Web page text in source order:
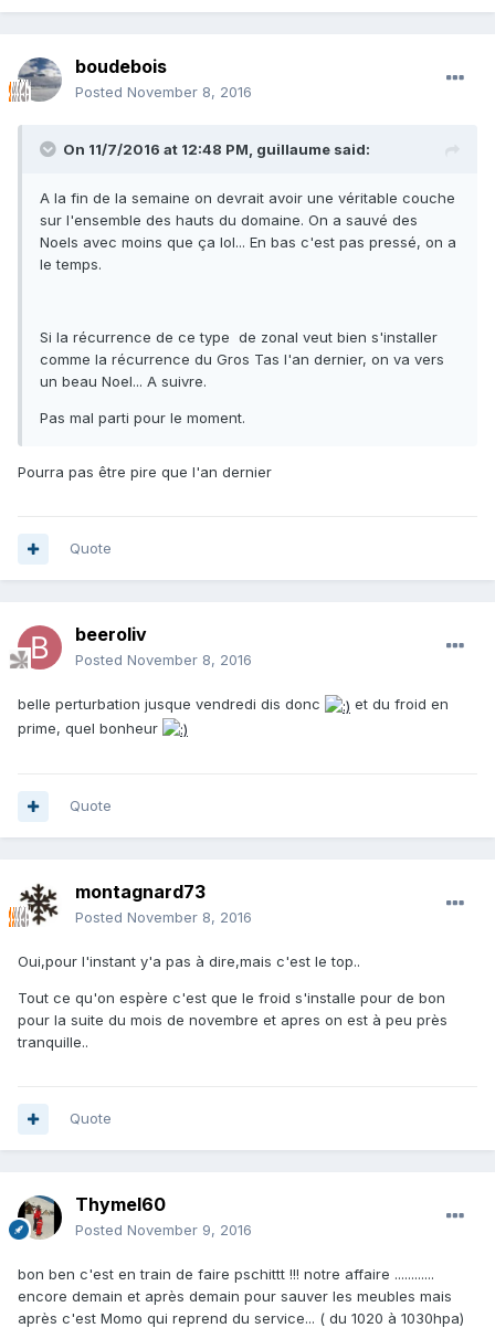
boudebois
Posted November 8, 2016
On 11/7/2016 at 12:48 PM, guillaume said:
A la fin de la semaine on devrait avoir une véritable couche
sur l'ensemble des hauts du domaine. On a sauvé des
Noels avec moins que ça lol... En bas c'est pas pressé, on a
le temps.
Si la récurrence de ce type de zonal veut bien s'installer
comme la récurrence du Gros Tas l'an dernier, on va vers
un beau Noel... A suivre.
Pas mal parti pour le moment.
Pourra pas être pire que l'an dernier
Quote
beeroliv
Posted November 8, 2016
belle perturbation jusque vendredi dis donc
et du froid en
prime, quel bonheur
Quote
montagnard73
Posted November 8, 2016
Oui,pour l'instant y'a pas à dire,mais c'est le top..
Tout ce qu'on espère c'est que le froid s'installe pour de bon
pour la suite du mois de novembre et apres on est à peu près
tranquille..
Quote
Thymel60
Posted November 9, 2016
bon ben c'est en train de faire pschittt !!! notre affaire ............
encore demain et après demain pour sauver les meubles mais
après c'est Momo qui reprend du service... ( du 1020 à 1030hpa)